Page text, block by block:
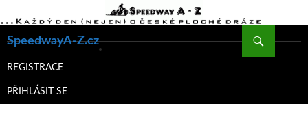
SpeedwayA-Z.cz
K
WEBU
REGISTRACE
PŘIHLÁSIT SE